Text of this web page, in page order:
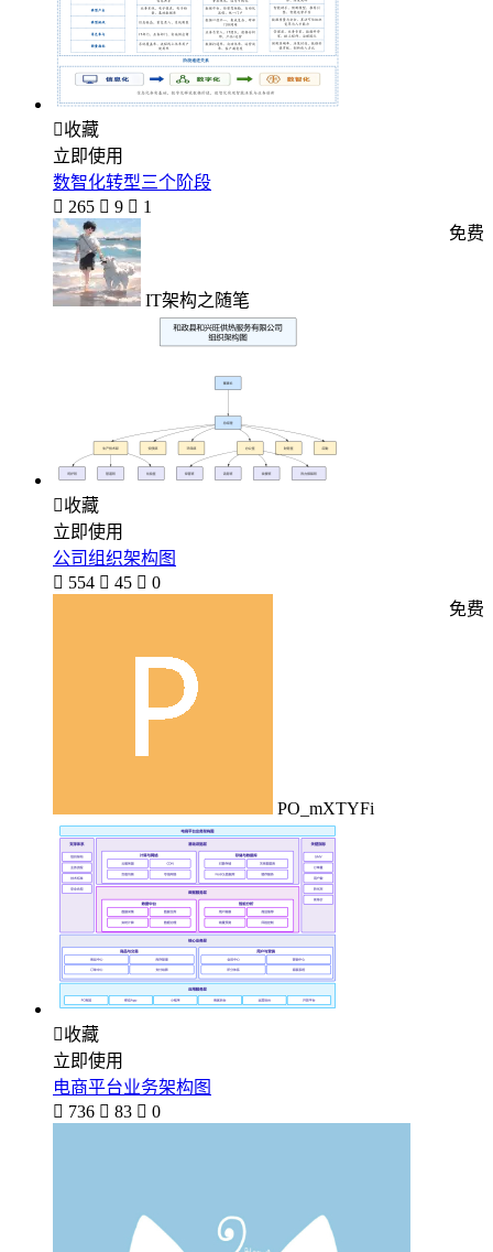
收藏
立即使用
数智化转型三个阶段
 265  9  1
IT架构之随笔
免费
收藏
立即使用
公司组织架构图
 554  45  0
PO_mXTYFi
免费
收藏
立即使用
电商平台业务架构图
 736  83  0